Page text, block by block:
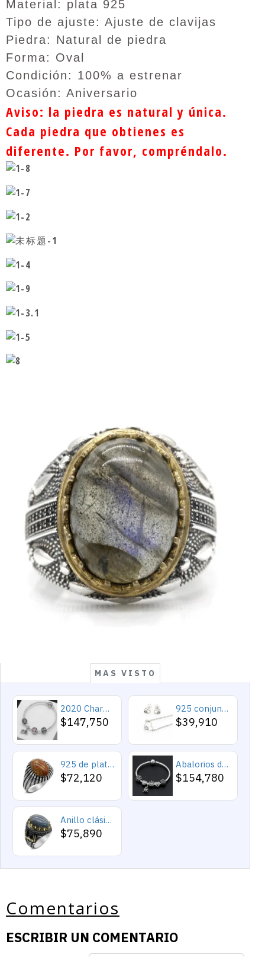
e fiesta Vint
age, anillo d
e pavo de es
a fiesta/bod
los turco Ani
llos y joyas
Material: plata 925
Tipo de ajuste: Ajuste de clavijas
Piedra: Natural de piedra
Forma: Oval
Condición: 100% a estrenar
Ocasión: Aniversario
Aviso: la piedra es natural y única.
Cada piedra que obtienes es
diferente. Por favor, compréndalo.
MAS VISTO
2020 Charms y cuentas de corazón, pulseras románticas de Cupido de circón rosa, joyería DIY, corazones en toda la prenda
$147,750
925 conjuntos de joyas de plata para 2019 conjunto de collares de corazón de amor para mujer regalo de joyería de boda
$39,910
925 de plata esterlina Simple personalidad Natural de ágata loco de piedra de los hombres y las mujeres anillos de tendencia Retro turco de los hombres anillos de boda
$72,120
Abalorios de plata esterlina 925 pura, abalorios de animales, elefante, hipopótamo, corazones, pulsera artesanal
$154,780
Anillo clásico de plata 925 para hombre con castillo de labradorita Natural, anillo de compromiso Retro Punk auspicioso de Turquía Constantinople
$75,890
Comentarios
ESCRIBIR UN COMENTARIO